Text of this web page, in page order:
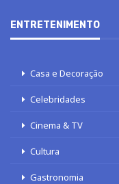
ENTRETENIMENTO
Casa e Decoração
Celebridades
Cinema & TV
Cultura
Gastronomia